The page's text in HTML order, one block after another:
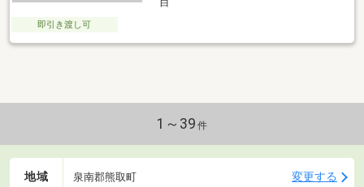
即引き渡し可
1～39 件
地域 泉南郡熊取町 変更する